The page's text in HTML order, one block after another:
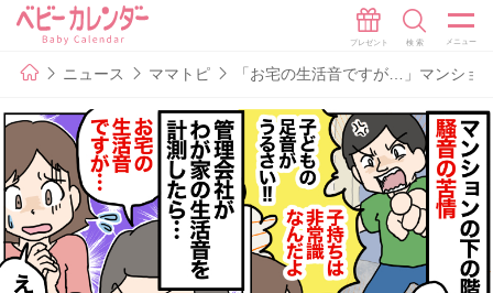
ニュース ママトピ 「お宅の生活音ですが…」マンシ